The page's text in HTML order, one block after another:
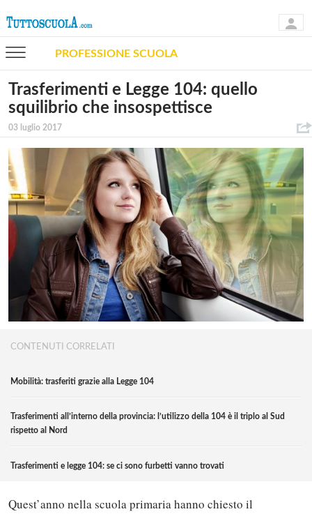
PROFESSIONE SCUOLA
Trasferimenti e Legge 104: quello
squilibrio che insospettisce
03 luglio 2017
CONTENUTI CORRELATI
Mobilità: trasferiti grazie alla Legge 104
Trasferimenti all’interno della provincia: l’utilizzo della 104 è il triplo al Sud
rispetto al Nord
Trasferimenti e legge 104: se ci sono furbetti vanno trovati
Quest’anno nella scuola primaria hanno chiesto il